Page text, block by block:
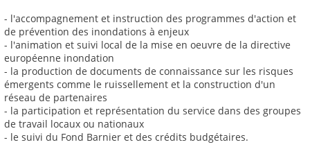
- l'accompagnement et instruction des programmes d'action et
de prévention des inondations à enjeux
- l'animation et suivi local de la mise en oeuvre de la directive
européenne inondation
- la production de documents de connaissance sur les risques
émergents comme le ruissellement et la construction d'un
réseau de partenaires
- la participation et représentation du service dans des groupes
de travail locaux ou nationaux
- le suivi du Fond Barnier et des crédits budgétaires.